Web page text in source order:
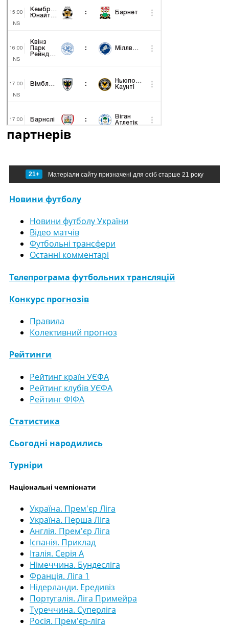
партнерів
21+ Матеріали сайту призначені для осіб старше 21 року
Новини футболу
Новини футболу України
Відео матчів
Футбольні трансфери
Останні комментарі
Телепрограма футбольних трансляцій
Конкурс прогнозів
Правила
Колективний прогноз
Рейтинги
Рейтинг країн УЄФА
Рейтинг клубів УЄФА
Рейтинг ФІФА
Статистика
Сьогодні народились
Турніри
Національні чемпіонати
Україна. Прем'єр Ліга
Україна. Перша Ліга
Англія. Прем'єр Ліга
Іспанія. Приклад
Італія. Серія А
Німеччина. Бундесліга
Франція. Ліга 1
Нідерланди. Ередивіз
Португалія. Ліга Примейра
Туреччина. Суперліга
Росія. Прем'єр-ліга